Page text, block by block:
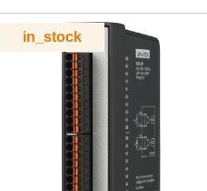
in_stock